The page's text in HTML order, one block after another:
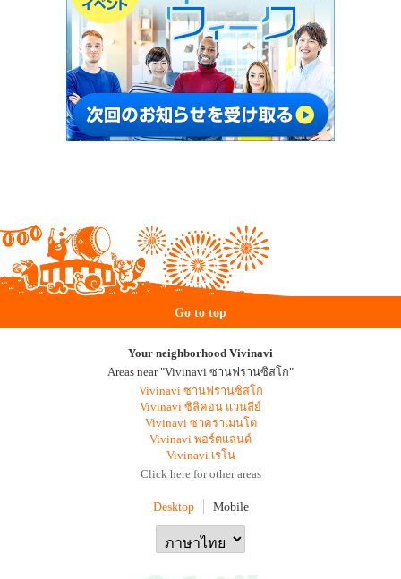
Go to top
Your neighborhood Vivinavi
Areas near "Vivinavi ซานฟรานซิสโก"
Vivinavi ซานฟรานซิสโก
Vivinavi ซิลิคอน แวนลีย์
Vivinavi ซาคราเมนโต
Vivinavi พอร์ตแลนด์
Vivinavi เรโน
Click here for other areas
Desktop Mobile